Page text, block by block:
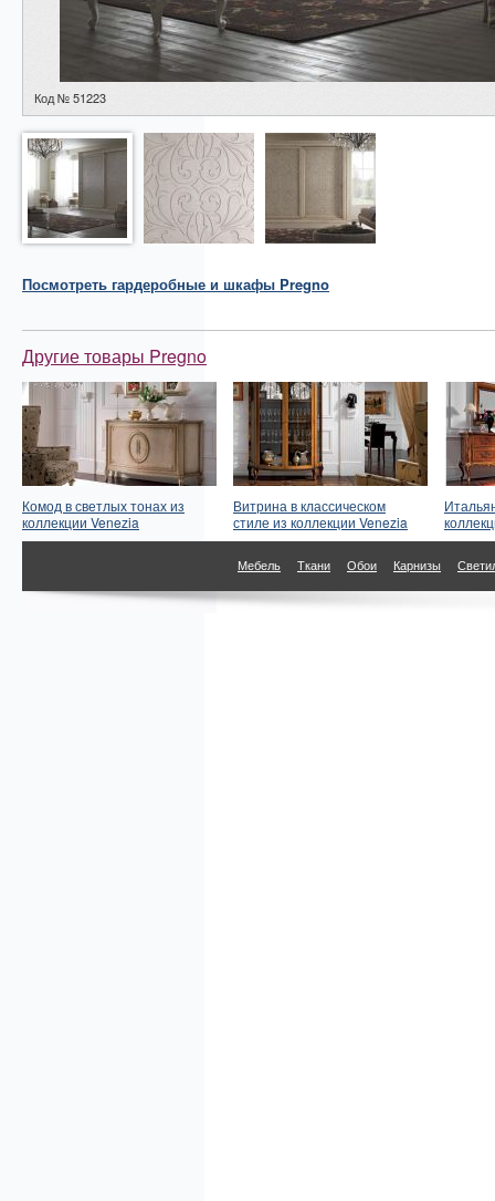
Код № 51223
Посмотреть гардеробные и шкафы Pregno
Другие товары Pregno
Комод в светлых тонах из
коллекции Venezia
Витрина в классическом
стиле из коллекции Venezia
Мебель Ткани Обои Карнизы